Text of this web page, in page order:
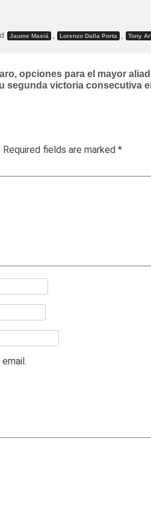
Jaume Masiá , Lorenzo Dalla Porta , Tony
opciones para el mayor
segunda victoria consecutiva
Required fields are marked *